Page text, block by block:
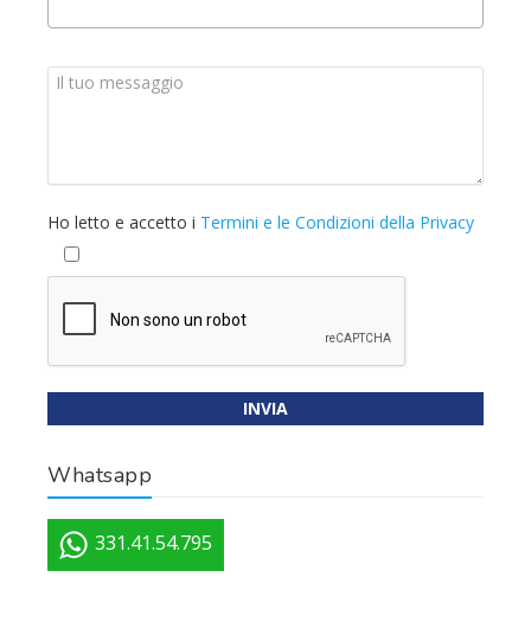
Ho letto e accetto i Termini e le Condizioni della Privacy
Whatsapp
331.41.54.795